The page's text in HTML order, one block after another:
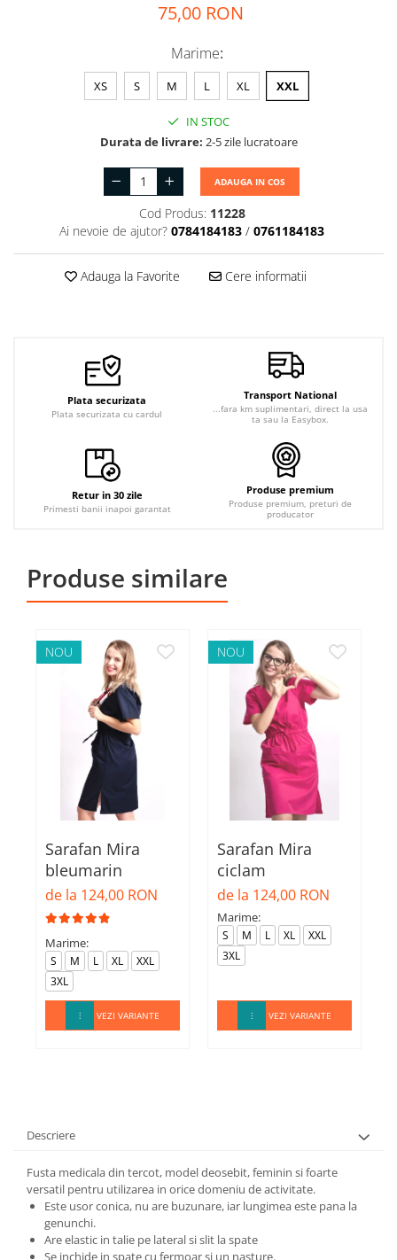
Jachete de lucru
Jachete de lucru
Veste de lucru
Halate medicale polar -
75,00 RON
Marime:
XS S M L XL XXL
IN STOC
Durata de livrare: 2-5 zile lucratoare
ADAUGA IN COS
Cod Produs: 11228
Ai nevoie de ajutor? 0784184183 / 0761184183
Adauga la Favorite Cere informatii
Plata securizata
Plata securizata cu cardul
Transport National
...fara km suplimentari, direct la usa
ta sau la Easybox.
Retur in 30 zile
Primesti banii inapoi garantat
Produse premium
Produse premium, preturi de
producator
Produse similare
NOU
Sarafan Mira
bleumarin
de la 124,00 RON
Marime:
S M L XL
XXL
3XL
VEZI VARIANTE
NOU
Sarafan Mira
ciclam
de la 124,00 RON
Marime:
S M L XL
XXL
3XL
VEZI VARIANTE
Descriere
Fusta medicala din tercot, model deosebit, feminin si foarte
versatil pentru utilizarea in orice domeniu de activitate.
Este usor conica, nu are buzunare, iar lungimea este pana la
genunchi.
Are elastic in talie pe lateral si slit la spate
Se inchide in spate cu fermoar si un nasture.